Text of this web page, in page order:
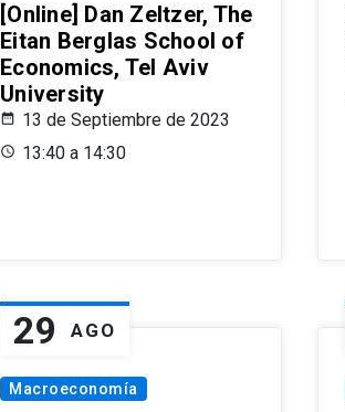
[Online] Dan Zeltzer, The
Eitan Berglas School of
Economics, Tel Aviv
University
13 de Septiembre de 2023
13:40 a 14:30
29 AGO
Macroeconomía